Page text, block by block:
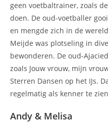
geen voetbaltrainer, zoals
doen. De oud-voetballer
en mengde zich in de
Meijde was plotseling in
bewonderen. De oud-
zoals Jouw vrouw, mijn
Sterren Dansen op het IJs.
regelmatig als kenner te
Andy & Melisa